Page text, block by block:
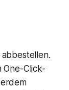
Click-